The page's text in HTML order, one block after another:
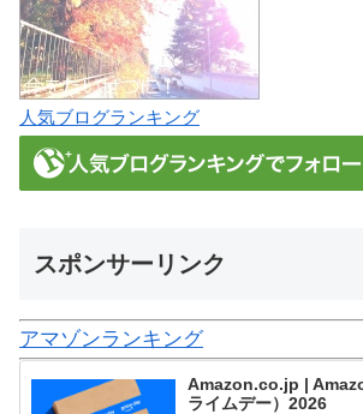
人気ブログランキング
スポンサーリンク
アマゾンランキング
Amazon.co.jp |
ライムデー）2026